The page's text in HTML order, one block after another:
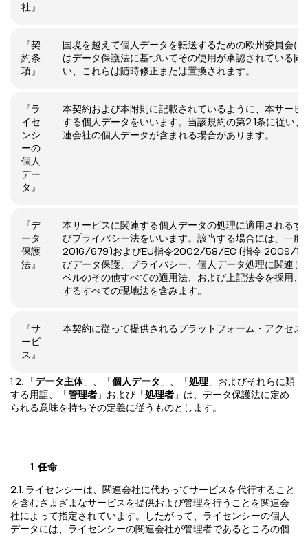
社』
『契
約条
項』
国境を越えて個人データを転送するための欧州委員会に
はデータ保護法に基づいてその使用が承認されている同
い、これらは随時修正または置換されます。
『ラ
イセ
ンシ
ーの
個人
デー
タ』
本契約および本附則に記載されているように、本サービ
する個人データをいいます。当該規約の第2.1条に従い
連会社の個人データが含まれる場合があります。
『デ
ータ
保護
法』
本サービスに関連する個人データの処理に適用されるす
びプライバシー法をいいます。該当する場合には、一般
2016/679)およびEU指令2002/58/EC (指令 2009/
びデータ保護、プライバシー、個人データ処理に関連し
ベルのその他すべての適用法、および上記法令を採用、
するすべての現地法を含みます。
『サ
ービ
ス』
本契約に従って提供されるプラットフォーム・アクセス
1.2. 「データ主体」、「個人データ 」、「処理 」およびそれらに類
する用語、「管理者 」および「処理者 」は、データ保護法に定め
られる意味を持ちその定義に従うものとします。
任命
2.1. ライセンシーは、関連会社に代わってサービスを代行すること
を含むさまざまなサービスを提供および管理を行うことを関連会
社によって指定されています。したがって、ライセンシーの個人
データには、ライセンシーの関連会社が管理者であるところの個